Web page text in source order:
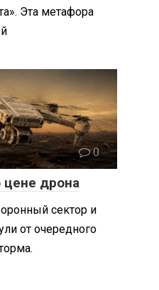
Эта метафора
0
цене дрона
сектор и
от очередного